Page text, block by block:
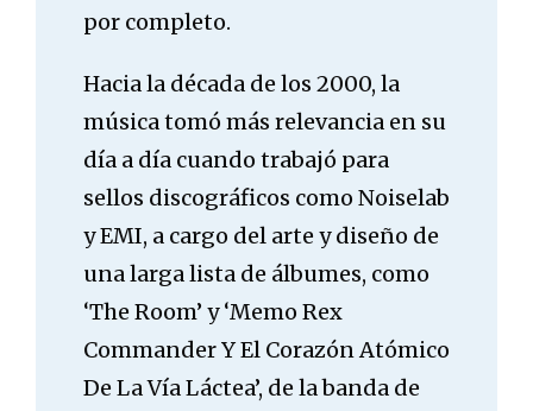
por completo.
Hacia la década de los 2000, la
música tomó más relevancia en su
día a día cuando trabajó para
sellos discográficos como Noiselab
y EMI, a cargo del arte y diseño de
una larga lista de álbumes, como
‘The Room’ y ‘Memo Rex
Commander Y El Corazón Atómico
De La Vía Láctea’, de la banda de